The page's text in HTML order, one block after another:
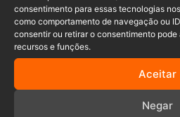
consentimento para essas tecnologias
como comportamento de navegação ou
consentir ou retirar o consentimento
recursos e funções.
Aceitar
Negar
tradicional Baile Caipira, que
Leia mais »
19/06/2024